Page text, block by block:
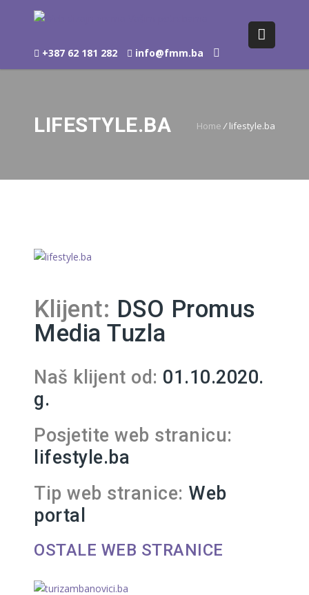
+387 62 181 282 info@fmm.ba
LIFESTYLE.BA Home / lifestyle.ba
Klijent: DSO Promus
Media Tuzla
Naš klijent od: 01.10.2020.
g.
Posjetite web stranicu:
lifestyle.ba
Tip web stranice: Web
portal
OSTALE WEB STRANICE